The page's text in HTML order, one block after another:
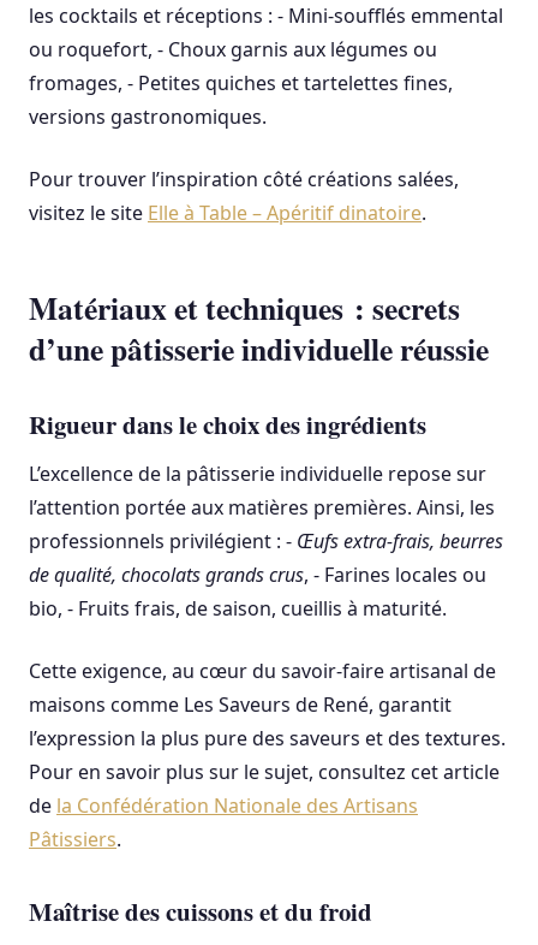
les cocktails et réceptions : - Mini-soufflés emmental
ou roquefort, - Choux garnis aux légumes ou
fromages, - Petites quiches et tartelettes fines,
versions gastronomiques.
Pour trouver l’inspiration côté créations salées,
visitez le site Elle à Table – Apéritif dinatoire.
Matériaux et techniques : secrets
d’une pâtisserie individuelle réussie
Rigueur dans le choix des ingrédients
L’excellence de la pâtisserie individuelle repose sur
l’attention portée aux matières premières. Ainsi, les
professionnels privilégient : - Œufs extra-frais, beurres
de qualité, chocolats grands crus, - Farines locales ou
bio, - Fruits frais, de saison, cueillis à maturité.
Cette exigence, au cœur du savoir-faire artisanal de
maisons comme Les Saveurs de René, garantit
l’expression la plus pure des saveurs et des textures.
Pour en savoir plus sur le sujet, consultez cet article
de la Confédération Nationale des Artisans
Pâtissiers.
Maîtrise des cuissons et du froid